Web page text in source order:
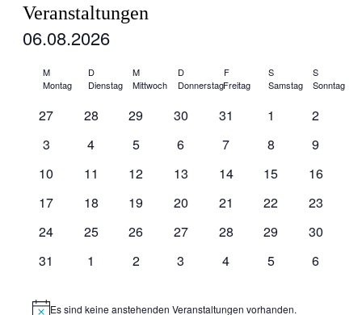
Veranstaltungen
06.08.2026
wählen.
Kalender
von
Veranstaltungen
M
Montag
D
Dienstag
M
Mittwoch
D
Donnerstag
F
Freitag
S
Samstag
S
Sonntag
0
27
0
28
0
29
0
30
0
31
0
1
0
2
0
3
0
4
0
5
0
6
0
7
0
8
0
9
0
10
0
11
0
12
0
13
0
14
0
15
0
16
0
17
0
18
0
19
0
20
0
21
0
22
0
23
0
24
0
25
0
26
0
27
0
28
0
29
0
30
0
31
0
1
0
2
0
3
0
4
0
5
0
6
Es sind keine anstehenden Veranstaltungen vorhanden.